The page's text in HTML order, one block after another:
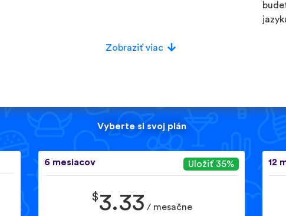
Zobraziť viac
Vyberte si svoj plán
6 mesiacov Uložiť 35%
$3.33 / mesačne
12